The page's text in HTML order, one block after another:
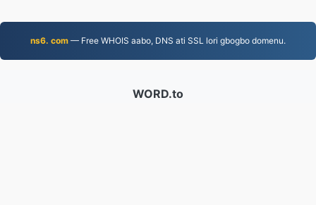
ns6. com — Free WHOIS aabo, DNS ati SSL lori gbogbo domenu.
WORD.to